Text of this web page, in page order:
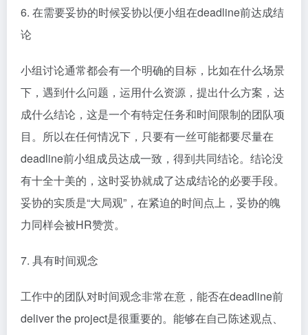
6. 在需要妥协的时候妥协以便小组在deadline前达成结
论
小组讨论通常都会有一个明确的目标，比如在什么场景
下，遇到什么问题，运用什么资源，提出什么方案，达
成什么结论，这是一个有特定任务和时间限制的团队项
目。所以在任何情况下，只要有一丝可能都要尽量在
deadline前小组成员达成一致，得到共同结论。结论没
有十全十美的，这时妥协就成了达成结论的必要手段。
妥协的实质是“大局观”，在紧迫的时间点上，妥协的魄
力同样会被HR赞赏。
7. 具有时间观念
工作中的团队对时间观念非常在意，能否在deadline前
deliver the project是很重要的。能够在自己陈述观点、